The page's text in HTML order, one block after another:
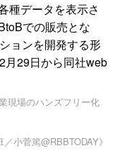
種データを表示さ
での販売とな
ョンを開発する形
月29日から同社web
現場のハンズフリー化
小菅篤@RBBTODAY》